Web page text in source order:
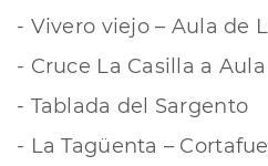
- Vivero viejo – Aula de
- Cruce La Casilla a
- Tablada del Sargento
- La Tagüenta –